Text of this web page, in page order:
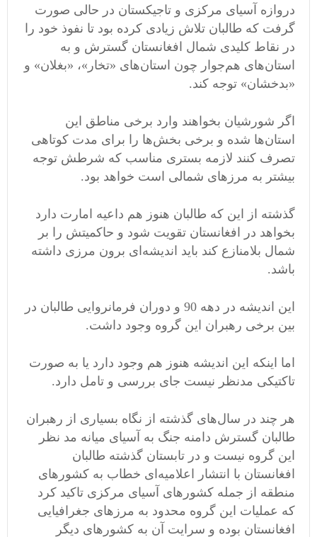
دروازه آسیای مرکزی و تاجیکستان در حالی صورت
گرفت که طالبان تلاش زیادی کرده بود تا نفوذ خود را
در نقاط کلیدی شمال افغانستان گسترش و به
استان‌های هم‌جوار چون استان‌های «تخار»، «بغلان» و
«بدخشان» توجه کند.
اگر شورشیان بخواهند وارد برخی مناطق این
استان‌ها شده و برخی بخش‌ها را برای مدت کوتاهی
تصرف کنند لازمه بستری مناسب که شرطش توجه
بیشتر به مرزهای شمالی است خواهد بود.
گذشته از این که طالبان هنوز هم داعیه امارت دارد
بخواهد در افغانستان تقویت شود و حاکمیتش را بر
شمال بلامنازع کند باید اندیشه‌ای برون مرزی داشته
باشد.
این اندیشه در دهه 90 و دوران فرمانروایی طالبان در
بین برخی رهبران این گروه وجود داشت.
اما اینکه این اندیشه هنوز هم وجود دارد یا به صورت
تاکتیکی مدنظر نیست جای بررسی و تامل دارد.
هر چند در سال‌های گذشته از نگاه بسیاری از رهبران
طالبان گسترش دامنه جنگ به آسیای میانه مد نظر
این گروه نیست و در تابستان گذشته طالبان
افغانستان با انتشار اعلامیه‌ای خطاب به کشورهای
منطقه از جمله کشورهای آسیای مرکزی تاکید کرد
که عملیات این گروه محدود به مرزهای جغرافیایی
افغانستان بوده و سرایت آن به کشورهای دیگر